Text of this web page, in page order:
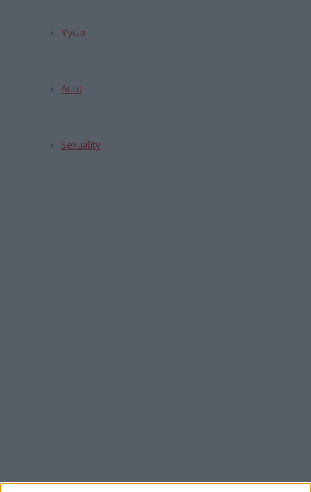
Υγεία
Auto
Sexuality